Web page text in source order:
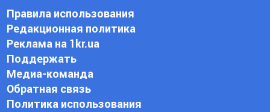
Правила использования
Редакционная политика
Реклама на 1kr.ua
Поддержать
Медиа-команда
Обратная связь
Политика использования